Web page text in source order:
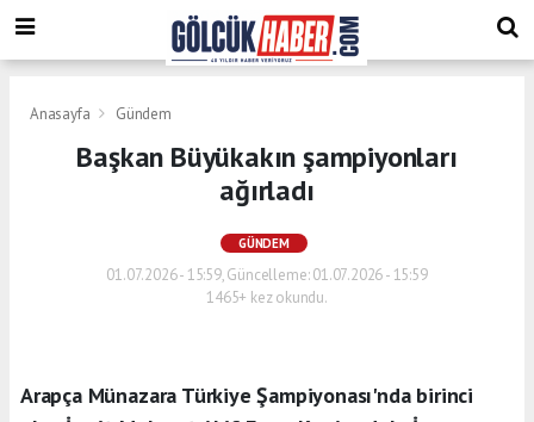
Anasayfa Gündem
Başkan Büyükakın şampiyonları
ağırladı
GÜNDEM
01.07.2026 - 15:59, Güncelleme: 01.07.2026 - 15:59
1465+ kez okundu.
Arapça Münazara Türkiye Şampiyonası'nda birinci